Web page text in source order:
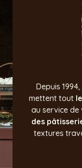
Depuis 1994,
mettent tout
au service
des
textures